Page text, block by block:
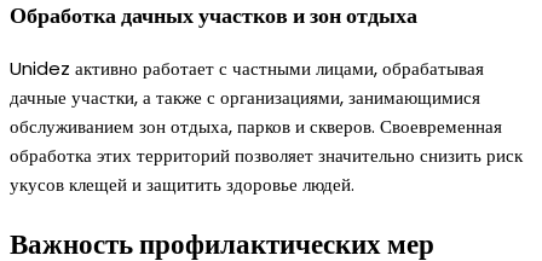
Обработка дачных участков и зон отдыха
Unidez активно работает с частными лицами, обрабатывая
дачные участки, а также с организациями, занимающимися
обслуживанием зон отдыха, парков и скверов. Своевременная
обработка этих территорий позволяет значительно снизить риск
укусов клещей и защитить здоровье людей.
Важность профилактических мер